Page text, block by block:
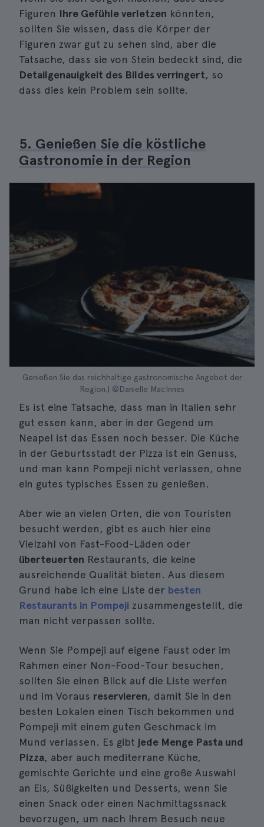
Figuren Ihre Gefühle verletzen könnten,
sollten Sie wissen, dass die Körper der
Figuren zwar gut zu sehen sind, aber die
Tatsache, dass sie von Stein bedeckt sind, die
Detailgenauigkeit des Bildes verringert, so
dass dies kein Problem sein sollte.
5. Genießen Sie die köstliche
Gastronomie in der Region
Genießen Sie das reichhaltige gastronomische Angebot der
Region.| ©Danielle MacInnes
Es ist eine Tatsache, dass man in Italien sehr
gut essen kann, aber in der Gegend um
Neapel ist das Essen noch besser. Die Küche
in der Geburtsstadt der Pizza ist ein Genuss,
und man kann Pompeji nicht verlassen, ohne
ein gutes typisches Essen zu genießen.
Aber wie an vielen Orten, die von Touristen
besucht werden, gibt es auch hier eine
Vielzahl von Fast-Food-Läden oder
überteuerten Restaurants, die keine
ausreichende Qualität bieten. Aus diesem
Grund habe ich eine Liste der besten
Restaurants in Pompeji zusammengestellt, die
man nicht verpassen sollte.
Wenn Sie Pompeji auf eigene Faust oder im
Rahmen einer Non-Food-Tour besuchen,
sollten Sie einen Blick auf die Liste werfen
und im Voraus reservieren, damit Sie in den
besten Lokalen einen Tisch bekommen und
Pompeji mit einem guten Geschmack im
Mund verlassen. Es gibt jede Menge Pasta und
Pizza, aber auch mediterrane Küche,
gemischte Gerichte und eine große Auswahl
an Eis, Süßigkeiten und Desserts, wenn Sie
einen Snack oder einen Nachmittagssnack
bevorzugen, um nach Ihrem Besuch neue